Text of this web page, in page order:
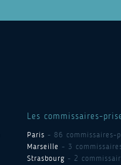
Les commissaires-
Paris - 86 commissaires-
Marseille - 3
Strasbourg - 2